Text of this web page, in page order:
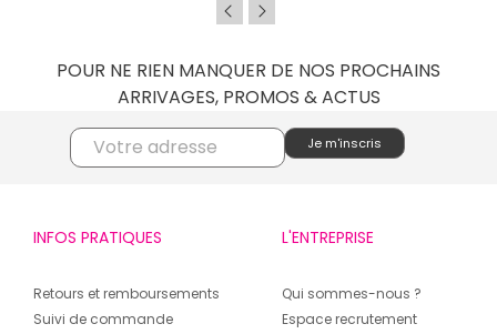
POUR NE RIEN MANQUER DE NOS PROCHAINS
ARRIVAGES, PROMOS & ACTUS
INFOS PRATIQUES
Retours et remboursements
Suivi de commande
L'ENTREPRISE
Qui sommes-nous ?
Espace recrutement